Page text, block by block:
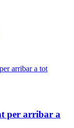
per arribar a